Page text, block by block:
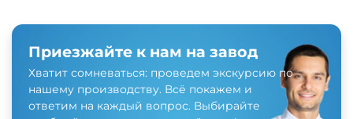
Приезжайте к нам на завод
Хватит сомневаться: проведем экскурсию по
нашему производству. Всё покажем и
ответим на каждый вопрос. Выбирайте